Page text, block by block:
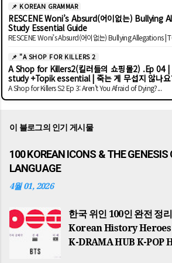
📌 KOREAN GRAMMAR
RESCENE Woni’s Absurd(어이없는) Bullying
Study Essential Guide
RESCENE Woni's Absurd(어이없는) Bullying Allegations |
📌 "A SHOP FOR KILLERS 2
A Shop for Killers2(킬러들의 쇼핑몰2) .Ep 04
study +Topik essential | 죽는 게 무섭지 않나요
A Shop for Killers S2 Ep 3: Aren't You Afraid of Dying?...
이 블로그의 인기 게시물
100 KOREAN ICONS & THE GENESIS
LANGUAGE
4월 01, 2026
한국 위인 100인 완전 정
Korean History Heroes
K-DRAMA HUB K-POP